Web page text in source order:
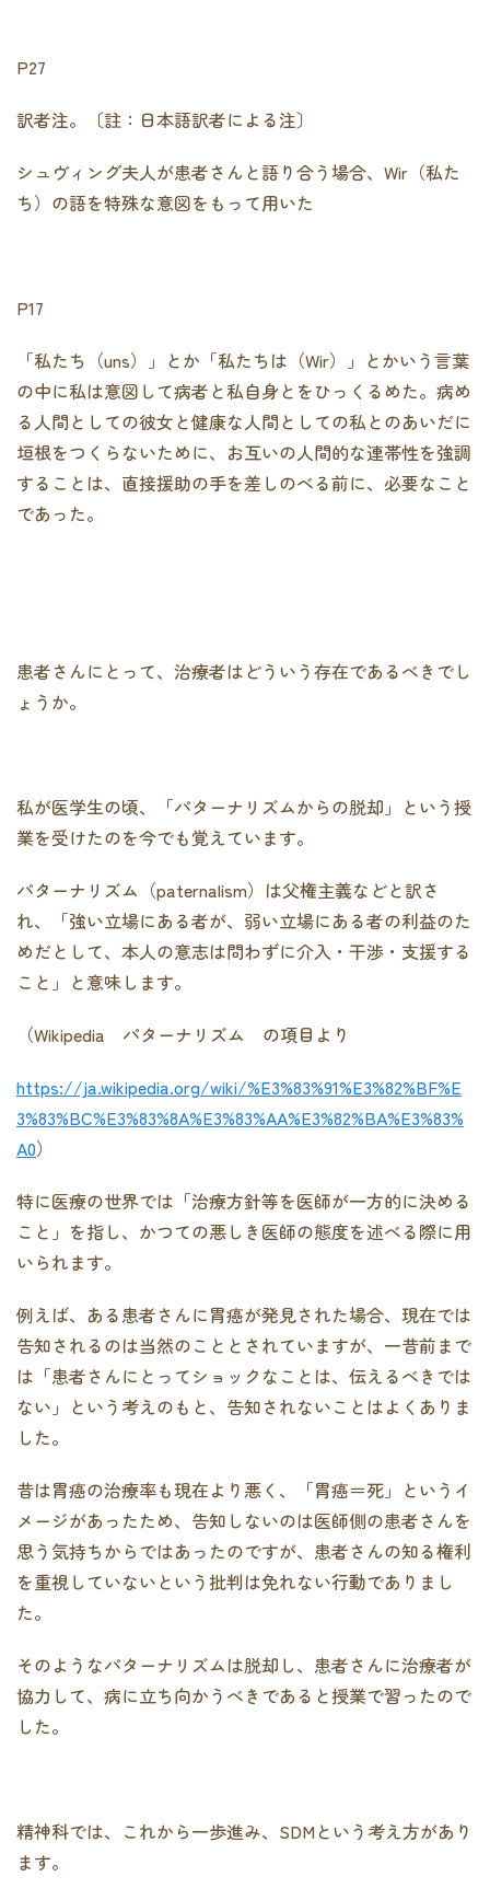
P27
訳者注。〔註：日本語訳者による注〕
シュヴィング夫人が患者さんと語り合う場合、Wir（私た
ち）の語を特殊な意図をもって用いた
P17
「私たち（uns）」とか「私たちは（Wir）」とかいう言葉
の中に私は意図して病者と私自身とをひっくるめた。病め
る人間としての彼女と健康な人間としての私とのあいだに
垣根をつくらないために、お互いの人間的な連帯性を強調
することは、直接援助の手を差しのべる前に、必要なこと
であった。
患者さんにとって、治療者はどういう存在であるべきでし
ょうか。
私が医学生の頃、「パターナリズムからの脱却」という授
業を受けたのを今でも覚えています。
パターナリズム（paternalism）は父権主義などと訳さ
れ、「強い立場にある者が、弱い立場にある者の利益のた
めだとして、本人の意志は問わずに介入・干渉・支援する
こと」と意味します。
（Wikipedia パターナリズム の項目より
https://ja.wikipedia.org/wiki/%E3%83%91%E3%82%BF%E
3%83%BC%E3%83%8A%E3%83%AA%E3%82%BA%E3%83%
A0）
特に医療の世界では「治療方針等を医師が一方的に決める
こと」を指し、かつての悪しき医師の態度を述べる際に用
いられます。
例えば、ある患者さんに胃癌が発見された場合、現在では
告知されるのは当然のこととされていますが、一昔前まで
は「患者さんにとってショックなことは、伝えるべきでは
ない」という考えのもと、告知されないことはよくありま
した。
昔は胃癌の治療率も現在より悪く、「胃癌＝死」というイ
メージがあったため、告知しないのは医師側の患者さんを
思う気持ちからではあったのですが、患者さんの知る権利
を重視していないという批判は免れない行動でありまし
た。
そのようなパターナリズムは脱却し、患者さんに治療者が
協力して、病に立ち向かうべきであると授業で習ったので
した。
精神科では、これから一歩進み、SDMという考え方があり
ます。